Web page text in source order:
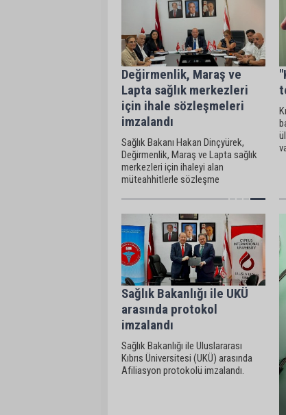
Değirmenlik, Maraş ve
Lapta sağlık merkezleri
için ihale sözleşmeleri
imzalandı
Sağlık Bakanı Hakan Dinçyürek,
Değirmenlik, Maraş ve Lapta sağlık
merkezleri için ihaleyi alan
müteahhitlerle sözleşme
Sağlık Bakanlığı ile UKÜ
arasında protokol
imzalandı
Sağlık Bakanlığı ile Uluslararası
Kıbrıs Üniversitesi (UKÜ) arasında
Afiliasyon protokolü imzalandı.